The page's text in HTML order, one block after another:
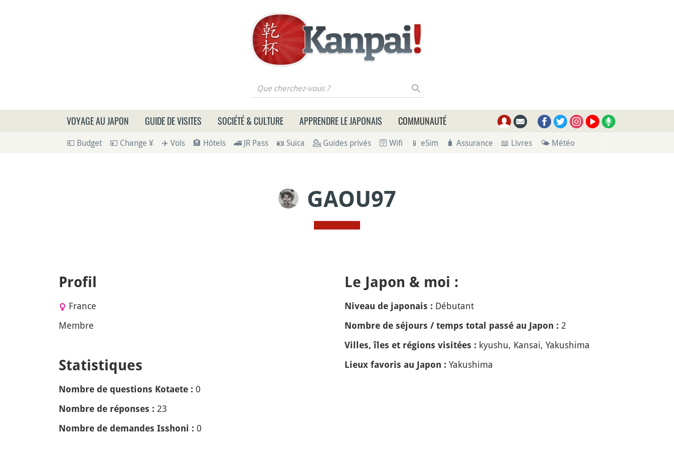
Que cherchez-vous ?
VOYAGE AU JAPON GUIDE DE VISITES SOCIÉTÉ & CULTURE APPRENDRE LE JAPONAIS COMMUNAUTÉ
💶 Budget 💴 Change ¥ ✈️ Vols 🏨 Hôtels 🚄 JR Pass 🪪 Suica 💁 Guides privés 🛜 Wifi 📱 eSim 🧳 Assurance 📖 Livres 🌤 Météo
GAOU97
Profil
France
Membre
Statistiques
Nombre de questions Kotaete : 0
Nombre de réponses : 23
Nombre de demandes Isshoni : 0
Le Japon & moi :
Niveau de japonais : Débutant
Nombre de séjours / temps total passé au Japon : 2
Villes, îles et régions visitées : kyushu, Kansai, Yakushima
Lieux favoris au Japon : Yakushima